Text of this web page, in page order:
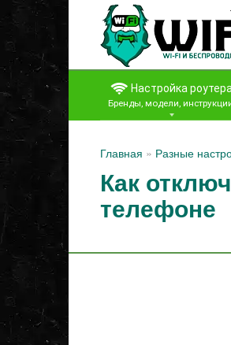
Перейти
контенту
Настройка роутера
Бренды, модели,
Главная » Разные
Как
телефоне